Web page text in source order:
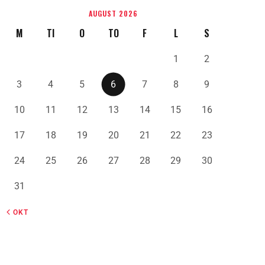
AUGUST 2026
M TI O TO F L S
1 2
3 4 5 6 7 8 9
10 11 12 13 14 15 16
17 18 19 20 21 22 23
24 25 26 27 28 29 30
31
« OKT